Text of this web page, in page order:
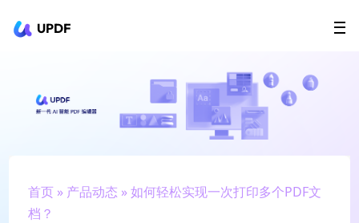
UPDF
AI Agents
政企采购
升级会员
首页 » 产品动态 » 如何轻松实现一次打印多个PDF文
档？